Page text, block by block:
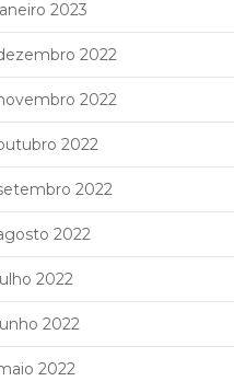
2023
2022
2022
2022
2022
2022
2022
2022
2022